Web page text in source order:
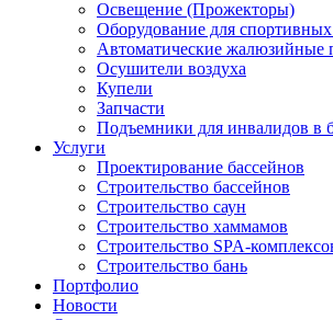
Освещение (Прожекторы)
Оборудование для спортивных
Автоматические жалюзийные
Осушители воздуха
Купели
Запчасти
Подъемники для инвалидов в
Услуги
Проектирование бассейнов
Строительство бассейнов
Строительство саун
Строительство хаммамов
Строительство SPA-
Строительство бань
Портфолио
Новости